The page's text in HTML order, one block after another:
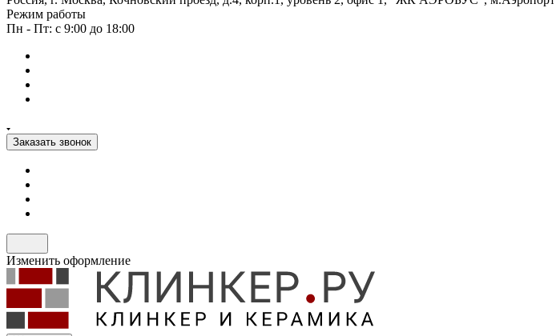
Режим работы
Пн - Пт: с 9:00 до 18:00
Заказать звонок
Изменить оформление